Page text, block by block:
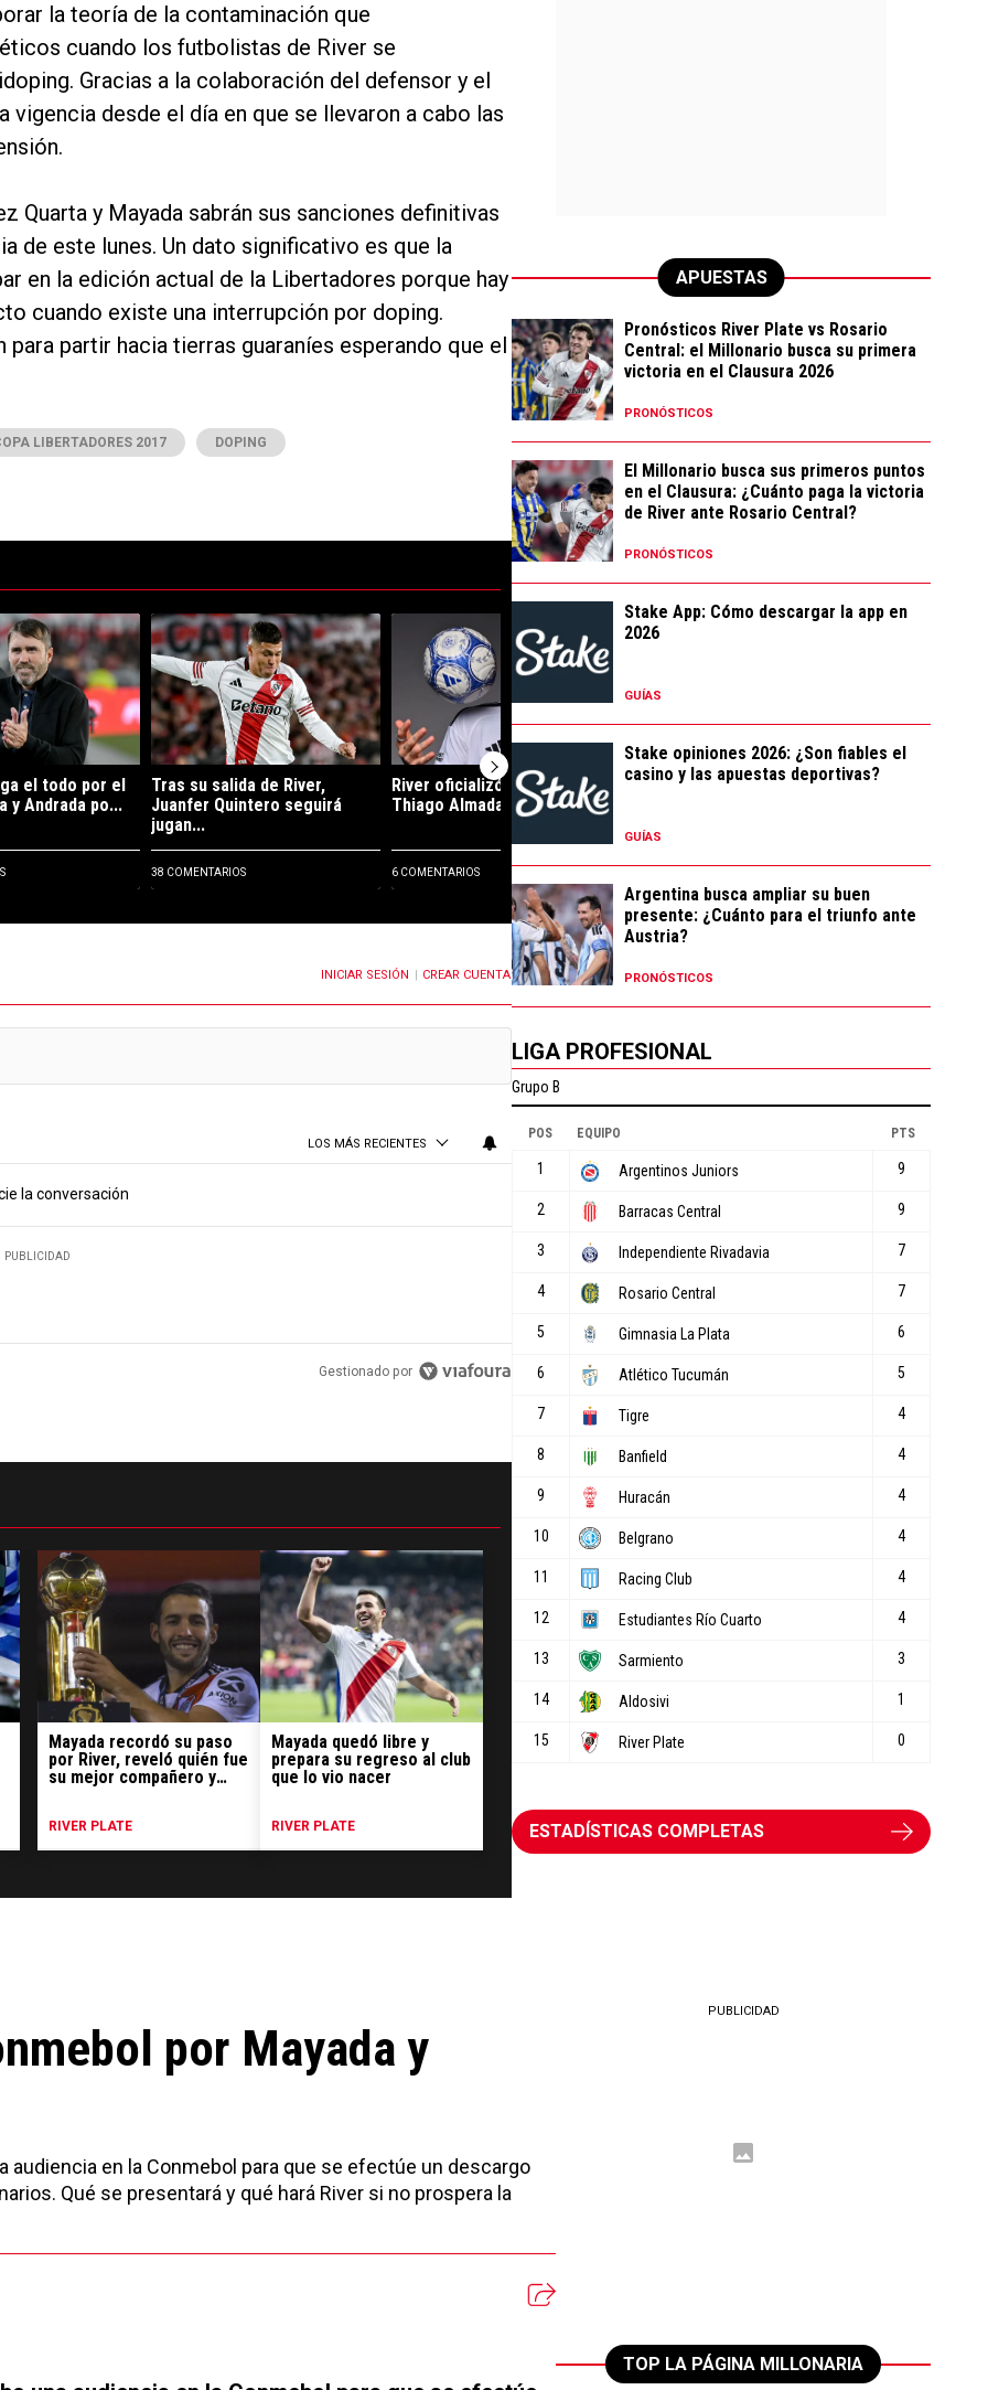
la teoría de la contaminación que
cuando los futbolistas de River se
Gracias a la colaboración del defensor y el
vigencia desde el día en que se llevaron a cabo las
Quarta y Mayada sabrán sus sanciones definitivas
de este lunes. Un dato significativo es que la
en la edición actual de la Libertadores porque hay
cuando existe una interrupción por doping.
partir hacia tierras guaraníes esperando que el
LIBERTADORES 2017 DOPING
tendencia con el título "River se juega el todo por el todo: Ortega y Andrada podrían debutar ante Tigre" con 52 comentarios.
el todo por el
y Andrada po...
Un artículo de tendencia con el título "Tras su salida de River, Juanfer Quintero seguirá jugando en Sudamérica: el club
Tras su salida de River,
Juanfer Quintero seguirá
jugan...
38 COMENTARIOS
Un artículo de tendencia con el título "River oficializó la llegada de Thiago Almada:
River oficializó la llegada de
Thiago Almada: los detal...
6 COMENTARIOS
Un artículo de tendencia con el título "Es oficial:
Es oficial: Facundo Colidio se
Un artículo de
La confesión
CUANDO SE PUBLIQUEN NUEVOS COMENTARIOSINICIAR SESIÓN CREAR CUENTA
LOS MÁS RECIENTES
la conversación
PUBLICIDAD
Gestionado por
Mayada recordó su paso
por River, reveló quién fue
su mejor compañero y
RIVER PLATE
Mayada quedó libre y
prepara su regreso al club
que lo vio nacer
RIVER PLATE
APUESTAS
Pronósticos River Plate vs Rosario
Central: el Millonario busca su primera
victoria en el Clausura 2026
PRONÓSTICOS
El Millonario busca sus primeros puntos
en el Clausura: ¿Cuánto paga la victoria
de River ante Rosario Central?
PRONÓSTICOS
Stake App: Cómo descargar la app en
2026
GUÍAS
Stake opiniones 2026: ¿Son fiables el
casino y las apuestas deportivas?
GUÍAS
Argentina busca ampliar su buen
presente: ¿Cuánto para el triunfo ante
Austria?
PRONÓSTICOS
LIGA PROFESIONAL
ESTADÍSTICAS COMPLETAS
por Mayada y
audiencia en la Conmebol para que se efectúe un descargo
Qué se presentará y qué hará River si no prospera la
PUBLICIDAD
TOP LA PÁGINA MILLONARIA